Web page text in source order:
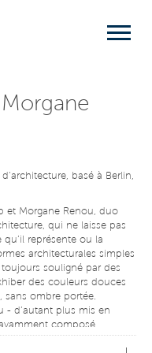
basé à Berlin,
et Morgane Renou, duo
qui ne laisse pas
représente ou la
architecturales simples
souligné par des
des couleurs douces
sans ombre portée.
- d’autant plus mis en
composé.
ce qu’elle a de solide,